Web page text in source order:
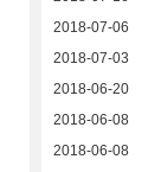
2018-07-06
2018-07-03
2018-06-20
2018-06-08
2018-06-08